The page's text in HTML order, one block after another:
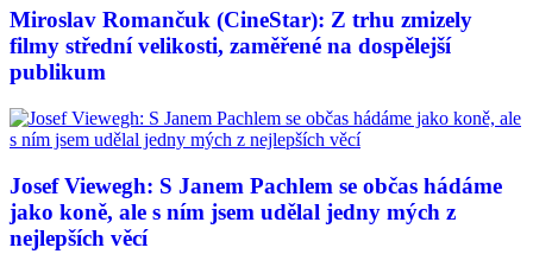
Miroslav Romančuk (CineStar): Z trhu zmizely
filmy střední velikosti, zaměřené na dospělejší
publikum
Josef Viewegh: S Janem Pachlem se občas hádáme
jako koně, ale s ním jsem udělal jedny mých z
nejlepších věcí